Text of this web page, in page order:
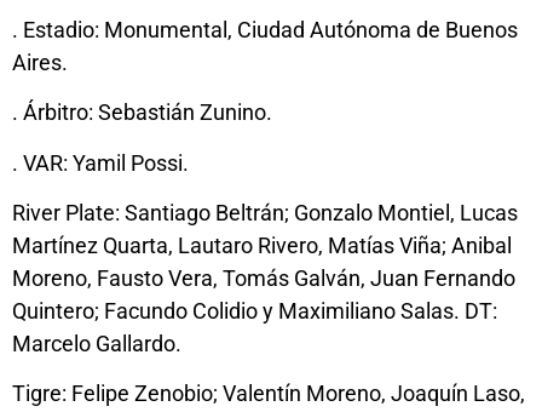
. Estadio: Monumental, Ciudad Autónoma de Buenos
Aires.
. Árbitro: Sebastián Zunino.
. VAR: Yamil Possi.
River Plate: Santiago Beltrán; Gonzalo Montiel, Lucas
Martínez Quarta, Lautaro Rivero, Matías Viña; Anibal
Moreno, Fausto Vera, Tomás Galván, Juan Fernando
Quintero; Facundo Colidio y Maximiliano Salas. DT:
Marcelo Gallardo.
Tigre: Felipe Zenobio; Valentín Moreno, Joaquín Laso,